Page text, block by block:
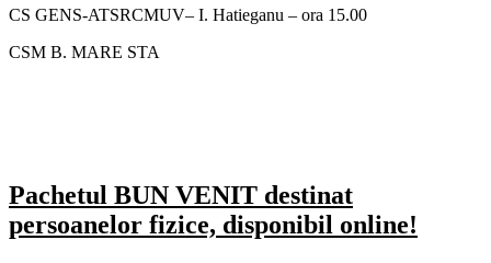
CS GENS-ATSRCMUV– I. Hatieganu – ora 15.00
CSM B. MARE STA
Pachetul BUN VENIT destinat
persoanelor fizice, disponibil online!